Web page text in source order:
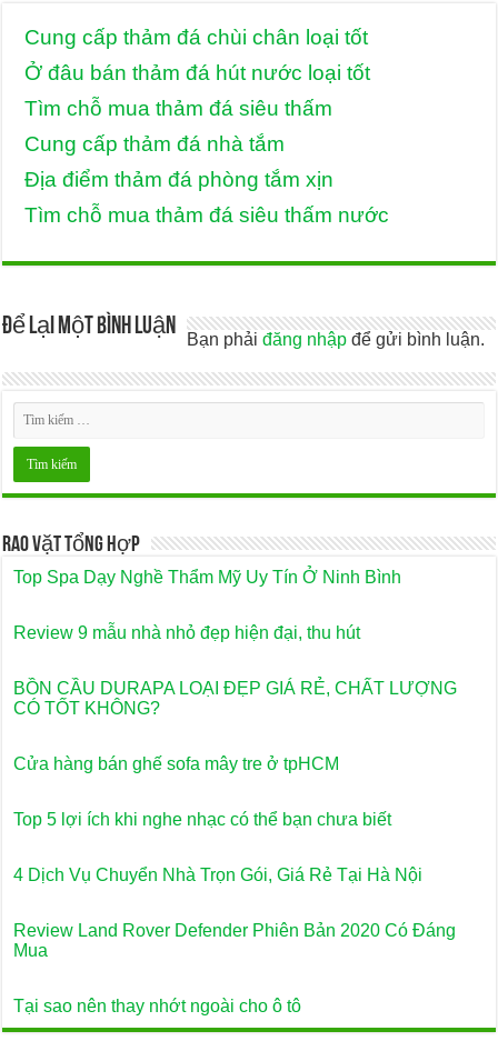
Cung cấp thảm đá chùi chân loại tốt
Ở đâu bán thảm đá hút nước loại tốt
Tìm chỗ mua thảm đá siêu thấm
Cung cấp thảm đá nhà tắm
Địa điểm thảm đá phòng tắm xịn
Tìm chỗ mua thảm đá siêu thấm nước
Để lại một bình luận Bạn phảiđăng nhập để gửi bình luận.
Rao Vặt Tổng Hợp
Top Spa Dạy Nghề Thẩm Mỹ Uy Tín Ở Ninh Bình
Review 9 mẫu nhà nhỏ đẹp hiện đại, thu hút
BỒN CẦU DURAPA LOẠI ĐẸP GIÁ RẺ, CHẤT LƯỢNG
CÓ TỐT KHÔNG?
Cửa hàng bán ghế sofa mây tre ở tpHCM
Top 5 lợi ích khi nghe nhạc có thể bạn chưa biết
4 Dịch Vụ Chuyển Nhà Trọn Gói, Giá Rẻ Tại Hà Nội
Review Land Rover Defender Phiên Bản 2020 Có Đáng
Mua
Tại sao nên thay nhớt ngoài cho ô tô